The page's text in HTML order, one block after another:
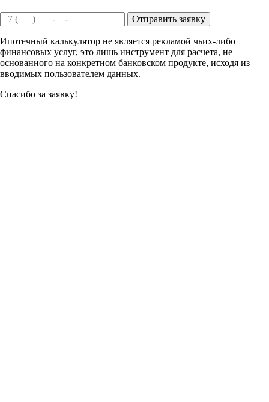
Отправить заявку
Ипотечный калькулятор не является рекламой чьих-либо
финансовых услуг, это лишь инструмент для расчета, не
основанного на конкретном банковском продукте, исходя из
вводимых пользователем данных.
Спасибо за заявку!